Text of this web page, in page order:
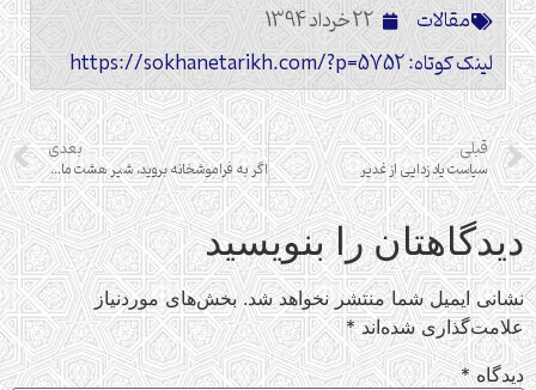
مقالات
22 خرداد 1394
لینک کوتاه: https://sokhanetarikh.com/?p=5752
قبلی
سیاست یاد زدایی از غدیر
بعدی
اگر به فراموشخانه بروید، شیر هشت ماه داده را حلال نمی کنم
دیدگاهتان را بنویسید
نشانی ایمیل شما منتشر نخواهد شد. بخش‌های موردنیاز
علامت‌گذاری شده‌اند*
دیدگاه*